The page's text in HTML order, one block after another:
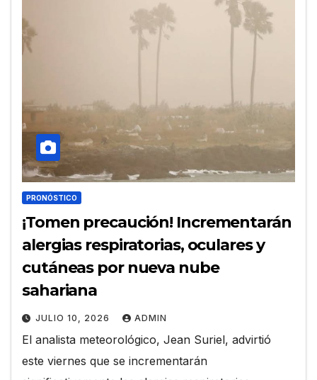
PRONÓSTICO
¡Tomen precaución! Incrementarán
alergias respiratorias, oculares y
cutáneas por nueva nube
sahariana
JULIO 10, 2026 ADMIN
El analista meteorológico, Jean Suriel, advirtió
este viernes que se incrementarán